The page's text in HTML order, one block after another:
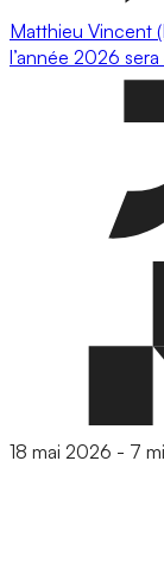
Matthieu Vincent
l’année 2026
18 mai 2026 - 7